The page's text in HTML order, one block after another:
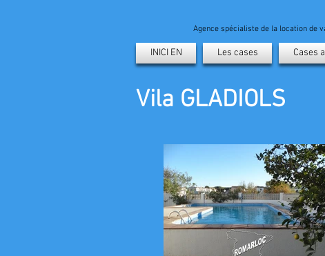
Agence spécialiste de la location de
INICI EN Les cases Cases
Vila GLADIOLS